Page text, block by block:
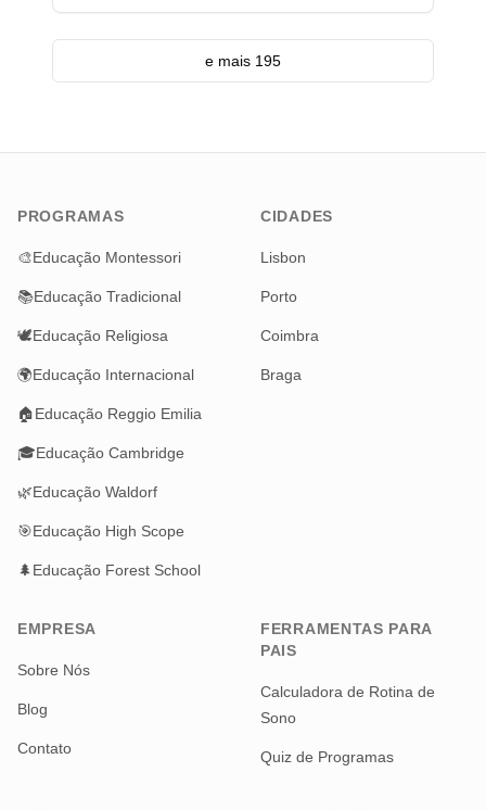
e mais 195
PROGRAMAS
🎨Educação Montessori
📚Educação Tradicional
🕊️Educação Religiosa
🌍Educação Internacional
🏠Educação Reggio Emilia
🎓Educação Cambridge
🌿Educação Waldorf
🎯Educação High Scope
🌲Educação Forest School
CIDADES
Lisbon
Porto
Coimbra
Braga
EMPRESA
Sobre Nós
Blog
Contato
FERRAMENTAS PARA
PAIS
Calculadora de Rotina de
Sono
Quiz de Programas